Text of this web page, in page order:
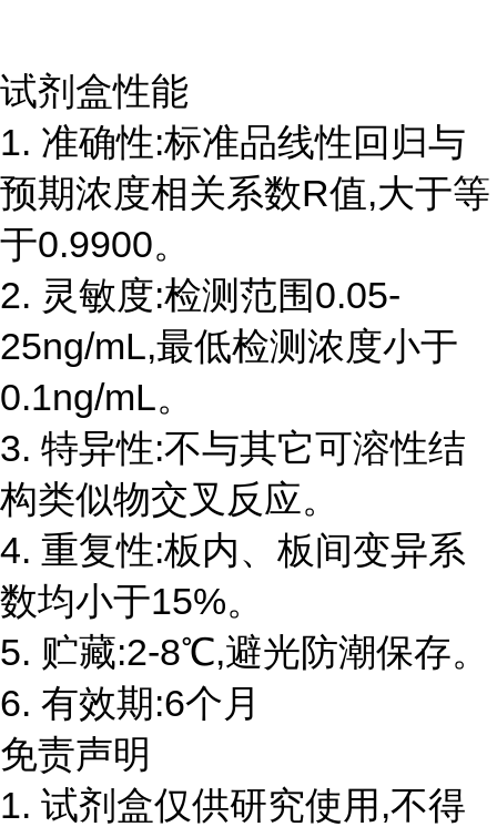
试剂盒性能
1. 准确性:标准品线性回归与
预期浓度相关系数R值,大于等
于0.9900。
2. 灵敏度:检测范围0.05-
25ng/mL,最低检测浓度小于
0.1ng/mL。
3. 特异性:不与其它可溶性结
构类似物交叉反应。
4. 重复性:板内、板间变异系
数均小于15%。
5. 贮藏:2-8℃,避光防潮保存。
6. 有效期:6个月
免责声明
1. 试剂盒仅供研究使用,不得